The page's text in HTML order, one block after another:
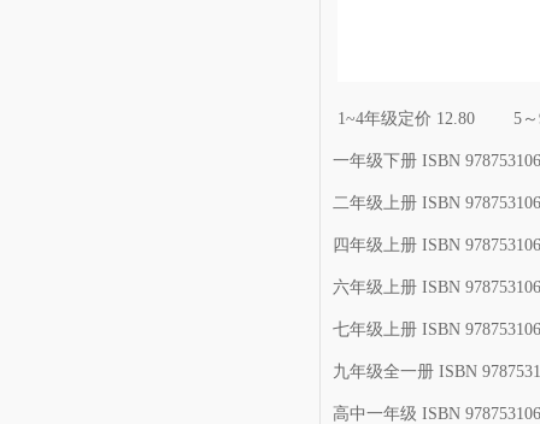
1~4年级定价 12.80 5
一年级下册 ISBN
二年级上册 ISBN
四年级上册 ISBN
六年级上册 ISBN
七年级上册 ISBN
九年级全一册 ISBN
高中一年级 ISBN